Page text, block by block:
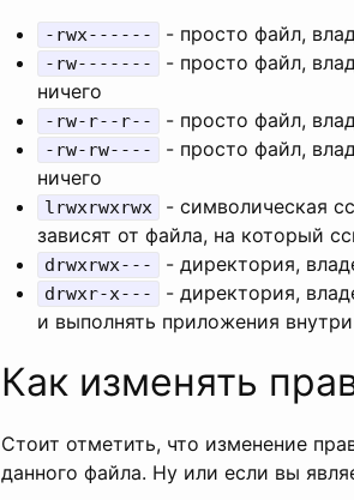
-rwx------ - просто файл,
-rw-------
- просто файл,
ничего
-rw-r--r-- - просто файл,
-rw-rw----
- просто файл,
ничего
lrwxrwxrwx
- символическая
зависят от файла, на который
drwxrwx--- - директория,
drwxr-x---
- директория,
и выполнять приложения
Как изменять
Стоит отметить, что изменение
данного файла. Ну или если вы